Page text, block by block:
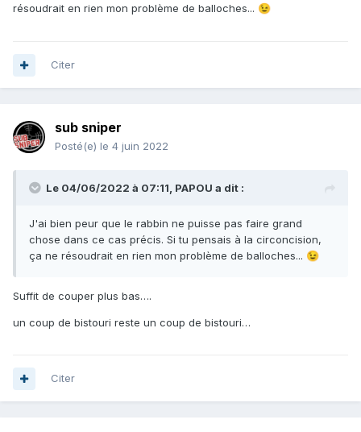
résoudrait en rien mon problème de balloches... 😉
Citer
sub sniper
Posté(e) le 4 juin 2022
Le 04/06/2022 à 07:11, PAPOU a dit :
J'ai bien peur que le rabbin ne puisse pas faire grand
chose dans ce cas précis. Si tu pensais à la circoncision,
ça ne résoudrait en rien mon problème de balloches... 😉
Suffit de couper plus bas….
un coup de bistouri reste un coup de bistouri…
Citer